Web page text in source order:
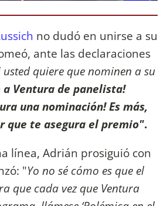
no dudó en unirse a su
ante las declaraciones
usted quiere que nominen a su
Ventura de panelista!
una nominación! Es más,
que te asegura el premio".
línea, Adrián prosiguió con
"Yo no sé cómo es que el
que cada vez que Ventura